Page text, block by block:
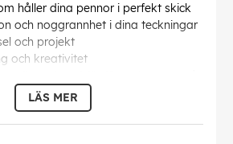
håller dina pennor i perfekt skick
och noggrannhet i dina teckningar
och projekt
och kreativitet
tillverkad av 100 % polyester och
LÄS MER